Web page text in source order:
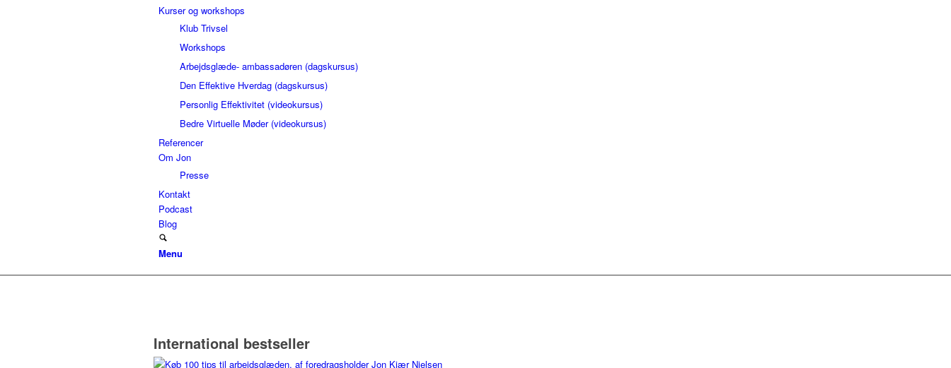
Kurser og workshops
Klub Trivsel
Workshops
Arbejdsglæde- ambassadøren (dagskursus)
Den Effektive Hverdag (dagskursus)
Personlig Effektivitet (videokursus)
Bedre Virtuelle Møder (videokursus)
Referencer
Om Jon
Presse
Kontakt
Podcast
Blog
Menu
International bestseller